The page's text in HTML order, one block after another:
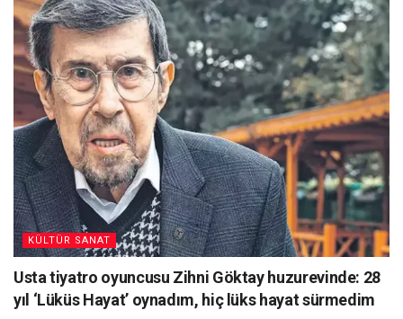
KÜLTÜR SANAT
Usta tiyatro oyuncusu Zihni Göktay huzurevinde: 28
yıl ‘Lüküs Hayat’ oynadım, hiç lüks hayat sürmedim